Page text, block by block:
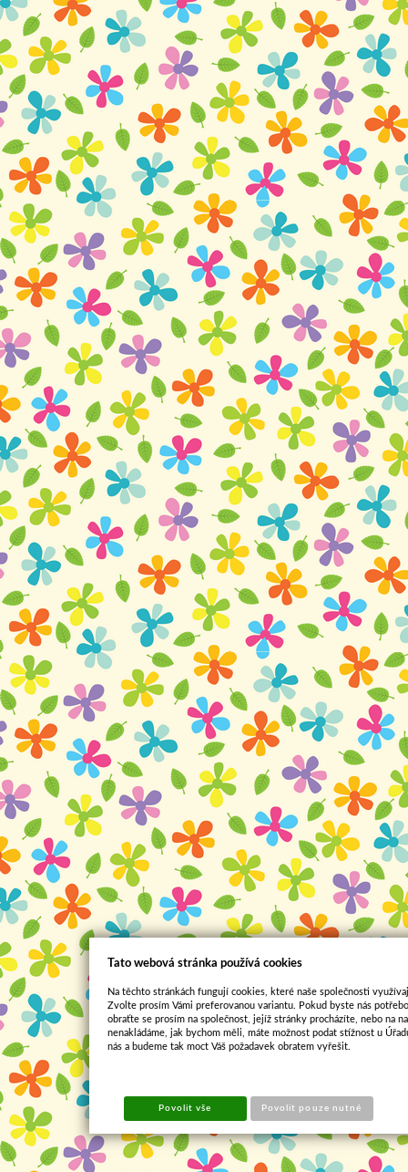
Tato webová stránka používá cookies
Na těchto stránkách fungují cookies, které naše společnosti
Zvolte prosím Vámi preferovanou variantu. Pokud byste nás
obraťte se prosím na společnost, jejíž stránky procházíte, nebo na
nenakládáme, jak bychom měli, máte možnost podat stížnost u
nás a budeme tak moct Váš požadavek obratem vyřešit.
Povolit vše Povolit pouze nutné